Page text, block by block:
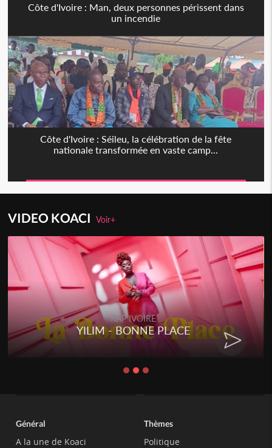
Côte d'Ivoire : Man, deux personnes périssent dans
un incendie
Côte d'Ivoire : Séileu, la célébration de la fête
nationale transformée en vaste camp...
VIDEO KOACIVoir+
RAP IVOIRE
YILIM - BONNE PLACE
Général
A la une de Koaci
Thèmes
Politique